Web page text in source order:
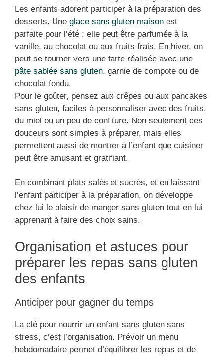
Les enfants adorent participer à la préparation des
desserts. Une glace sans gluten maison est
parfaite pour l’été : elle peut être parfumée à la
vanille, au chocolat ou aux fruits frais. En hiver, on
peut se tourner vers une tarte réalisée avec une
pâte sablée sans gluten, garnie de compote ou de
chocolat fondu.
Pour le goûter, pensez aux crêpes ou aux pancakes
sans gluten, faciles à personnaliser avec des fruits,
du miel ou un peu de confiture. Non seulement ces
douceurs sont simples à préparer, mais elles
permettent aussi de montrer à l’enfant que cuisiner
peut être amusant et gratifiant.
En combinant plats salés et sucrés, et en laissant
l’enfant participer à la préparation, on développe
chez lui le plaisir de manger sans gluten tout en lui
apprenant à faire des choix sains.
Organisation et astuces pour
préparer les repas sans gluten
des enfants
Anticiper pour gagner du temps
La clé pour nourrir un enfant sans gluten sans
stress, c’est l’organisation. Prévoir un menu
hebdomadaire permet d’équilibrer les repas et de